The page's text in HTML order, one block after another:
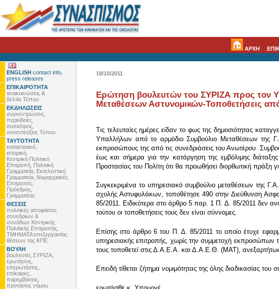
ΑΡΧΗ
ENGLISH contact info,
press releases
ΕΠΙΚΑΙΡΟΤΗΤΑ
ανακοινώσεις &
δελτία Τύπου
ΕΚΔΗΛΩΣΕΙΣ
συγκεντρώσεις,
περιοδείες,
συσκέψεις,
συνεντεύξεις Τύπου
ΤΑΥΤΟΤΗΤΑ
καταστατικό,
ιστορικό,
Κεντρική Πολιτική
Επιτροπή, Πολιτική
Γραμματεία, Εκτελεστική
Γραμματεία, Νομαρχιακές
Επιτροπές,
Πρόεδρος,
Γραμματέας
ΘΕΣΕΙΣ
πολιτικές αποφάσεις
συνεδρίων &
συνόδων Κεντρικής
Πολιτικής Επιτροπής,
ΤΜΗΜΑΤΑ επεξεργασίας
θέσεων της ΚΠΕ
ΒΟΥΛΗ
βουλευτές ΣΥΡΙΖΑ,
ερωτήσεις,
επερωτήσεις,
επίκαιρες,
παρεμβάσεις,
προτάσεις νόμου
18/10/2011
Ερώτηση βουλευτών του ΣΥΡΙΖΑ προς τον
Μεταθέσεων Αστυνομικών-Τοποθετήσεις
Τις τελευταίες ημέρες είδαν το φως της δημοσιότητας
Υπαλλήλων από το αρμόδιο Συμβούλιο Μεταθέσεων της
εκπροσώπους της από τις συνεδριάσεις του Ανωτέρου
έως και σήμερα για την κατάργηση της εμβόλιμης
Προστασίας του Πολίτη ότι θα προωθήσει διορθωτική πράξη
Συγκεκριμένα το υπηρεσιακό συμβούλιο μεταθέσεων της
σχολής Αστυφυλάκων, τοποθέτησε 490 στην Διεύθυνση
85/2011. Ειδικότερα στο άρθρο 5 παρ. 1 Π. Δ. 85/2011 δεν
τούτου οι τοποθετήσεις τους δεν είναι σύννομες.
Επίσης στο άρθρο 6 του Π. Δ. 85/2011 το οποίο έτυχε
υπηρεσιακής επιτροπής, χωρίς την συμμετοχή
τους τοποθετεί στις Δ.Α.Ε.Α. και Δ.Α.Ε.Θ. (ΜΑΤ),
Επειδή τίθεται ζήτημα νομιμότητας της όλης διαδικασίας του